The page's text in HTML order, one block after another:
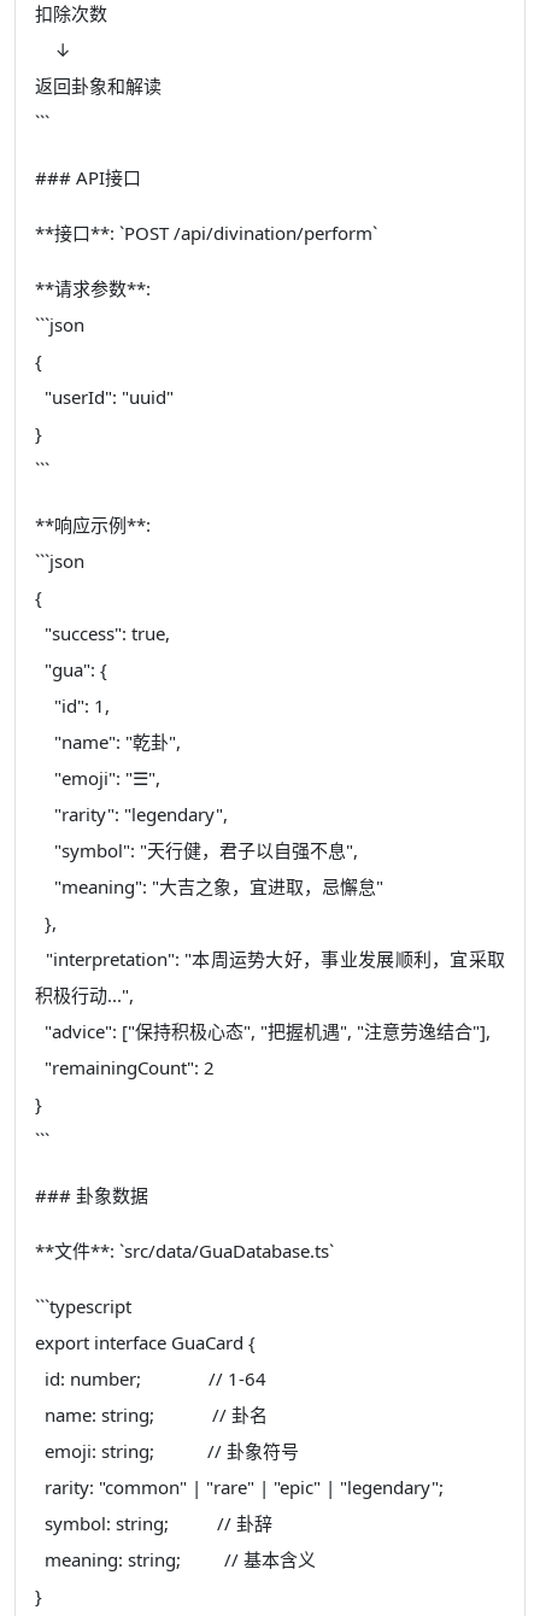
扣除次数
↓
返回卦象和解读
```
### API接口
**接口**: `POST /api/divination/perform`
**请求参数**:
```json
{
"userId": "uuid"
}
```
**响应示例**:
```json
{
"success": true,
"gua": {
"id": 1,
"name": "乾卦",
"emoji": "☰",
"rarity": "legendary",
"symbol": "天行健，君子以自强不息",
"meaning": "大吉之象，宜进取，忌懈怠"
},
"interpretation": "本周运势大好，事业发展顺利，宜采取
积极行动...",
"advice": ["保持积极心态", "把握机遇", "注意劳逸结合"],
"remainingCount": 2
}
```
### 卦象数据
**文件**: `src/data/GuaDatabase.ts`
```typescript
export interface GuaCard {
id: number; // 1-64
name: string; // 卦名
emoji: string; // 卦象符号
rarity: "common" | "rare" | "epic" | "legendary";
symbol: string; // 卦辞
meaning: string; // 基本含义
}